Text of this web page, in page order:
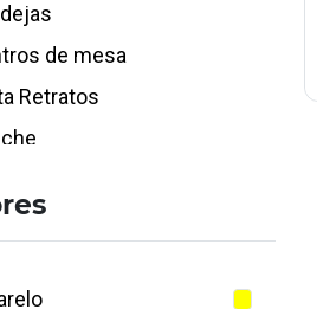
de mesa
Retratos